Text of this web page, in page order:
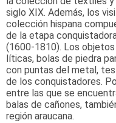
siglo XIX. Además, los
colección hispana
de la etapa
(1600-1810). Los
líticas, bolas de piedra
con puntas del metal,
de los conquistadores.
entre las que se
balas de cañones,
región araucana.